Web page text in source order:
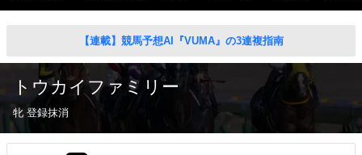
【連載】競馬予想AI『VUMA』の3連複指南
トウカイファミリー
牝 登録抹消